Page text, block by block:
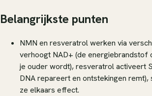
Belangrijkste punten
NMN en resveratrol werken via
verhoogt NAD+ (de energiebrandstof
je ouder wordt), resveratrol activeert
DNA repareert en ontstekingen remt),
ze elkaars effect.